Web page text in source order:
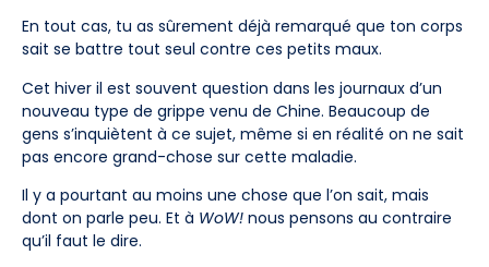
En tout cas, tu as sûrement déjà remarqué que ton corps
sait se battre tout seul contre ces petits maux.
Cet hiver il est souvent question dans les journaux d’un
nouveau type de grippe venu de Chine. Beaucoup de
gens s’inquiètent à ce sujet, même si en réalité on ne sait
pas encore grand-chose sur cette maladie.
Il y a pourtant au moins une chose que l’on sait, mais
dont on parle peu. Et à WoW! nous pensons au contraire
qu’il faut le dire.